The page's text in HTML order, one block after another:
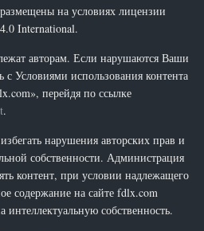
на условиях лицензии
International.
авторам. Если нарушаются Ваши
с Условиями использования контента
перейдя по ссылке
.
нарушения авторских прав и
собственности. Администрация
контент, при условии надлежащего
содержание на сайте fdlx.com
собственность.